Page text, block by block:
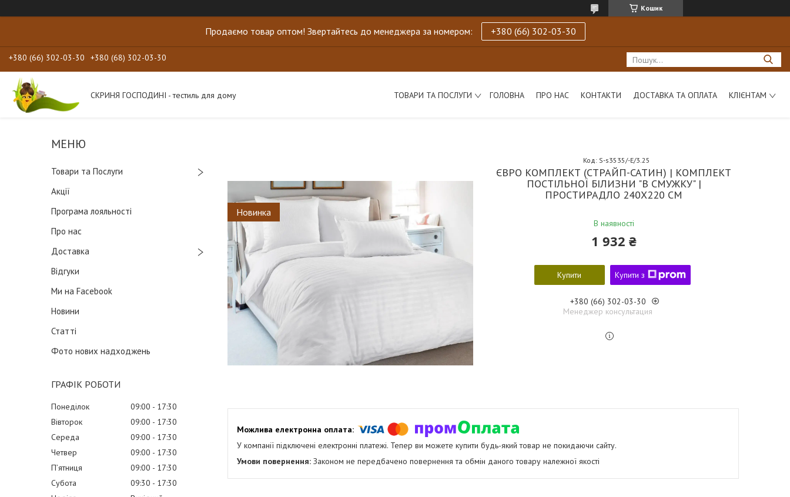
Кошик
Продаємо товар оптом! Звертайтесь до менеджера за номером: +380 (66) 302-03-30
+380 (66) 302-03-30 +380 (68) 302-03-30
СКРИНЯ ГОСПОДИНІ - тестиль для дому ТОВАРИ ТА ПОСЛУГИ ГОЛОВНА ПРО НАС КОНТАКТИ ДОСТАВКА ТА ОПЛАТА КЛІЄНТАМ
Товари та Послуги
Акції
Програма лояльності
Про нас
Доставка
Відгуки
Ми на Facebook
Новини
Статті
Фото нових надходжень
ГРАФІК РОБОТИ
Понеділок 09:00
17:30
Вівторок
09:00
17:30
Середа
09:00
17:30
Четвер
09:00
17:30
Пʼятниця
09:00
17:30
Субота
09:30
17:30
Новинка
ЄВРО КОМПЛЕКТ (СТРАЙП-САТИН) | КОМПЛЕКТ
ПОСТІЛЬНОЇ БІЛИЗНИ "В СМУЖКУ" |
ПРОСТИРАДЛО 240Х220 СМ
В наявності
Код: S-s3535/-Е/3.25
1 932 ₴
Купити Купити з
+380 (66) 302-03-30
Менеджер консультация
У компанії підключені електронні платежі. Тепер ви можете купити будь-який товар не покидаючи сайту.
Законом не передбачено повернення та обмін даного товару належної якості